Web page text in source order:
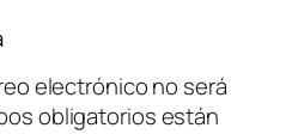
electrónico no será
obligatorios están